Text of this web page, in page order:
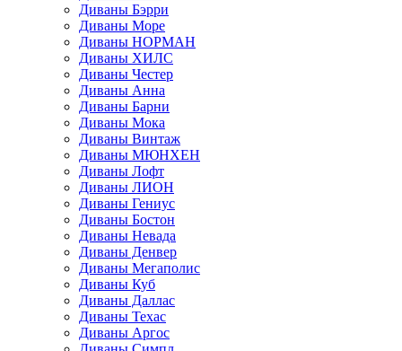
Диваны Бэрри
Диваны Море
Диваны НОРМАН
Диваны ХИЛС
Диваны Честер
Диваны Анна
Диваны Барни
Диваны Мока
Диваны Винтаж
Диваны МЮНХЕН
Диваны Лофт
Диваны ЛИОН
Диваны Гениус
Диваны Бостон
Диваны Невада
Диваны Денвер
Диваны Мегаполис
Диваны Куб
Диваны Даллас
Диваны Техас
Диваны Аргос